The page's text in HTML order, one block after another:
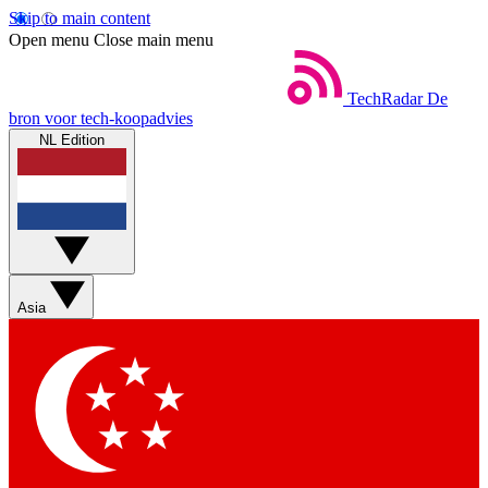
Skip to main content
Open menu Close main menu
TechRadar De
bron voor tech-koopadvies
NL Edition
Asia